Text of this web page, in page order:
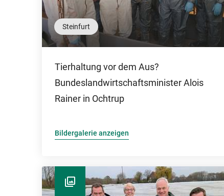
Steinfurt
Tierhaltung vor dem Aus?
Bundeslandwirtschaftsminister Alois
Rainer in Ochtrup
Bildergalerie anzeigen